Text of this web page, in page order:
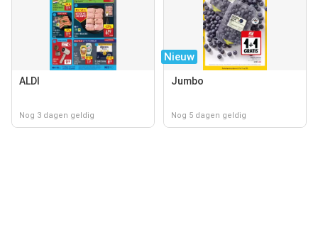
ALDI
Nog 3 dagen geldig
Nieuw
Jumbo
Nog 5 dagen geldig